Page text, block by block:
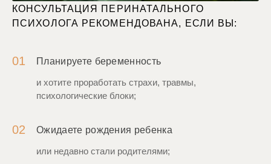
КОНСУЛЬТАЦИЯ ПЕРИНАТАЛЬНОГО
ПСИХОЛОГА РЕКОМЕНДОВАНА, ЕСЛИ ВЫ:
01 Планируете беременность
и хотите проработать страхи, травмы,
психологические блоки;
02 Ожидаете рождения ребенка
или недавно стали родителями;